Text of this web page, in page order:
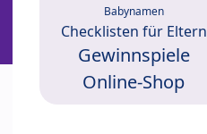
Babynamen
Checklisten für Eltern
Gewinnspiele
Online-Shop